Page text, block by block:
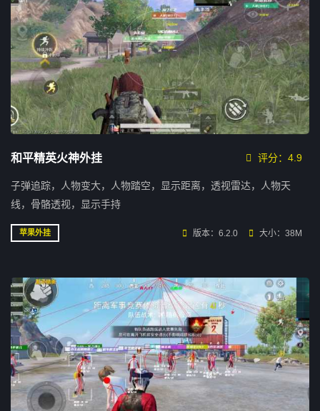
和平精英火神外挂 评分：4.9
子弹追踪，人物变大，人物踏空，显示距离，透视雷达，人物天
线，骨骼透视，显示手持
苹果外挂 版本：6.2.0 大小：38M